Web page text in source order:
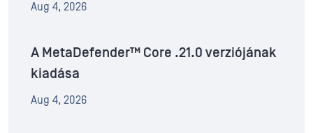
Aug 4, 2026
A MetaDefender™ Core .21.0 verziójának
kiadása
Aug 4, 2026